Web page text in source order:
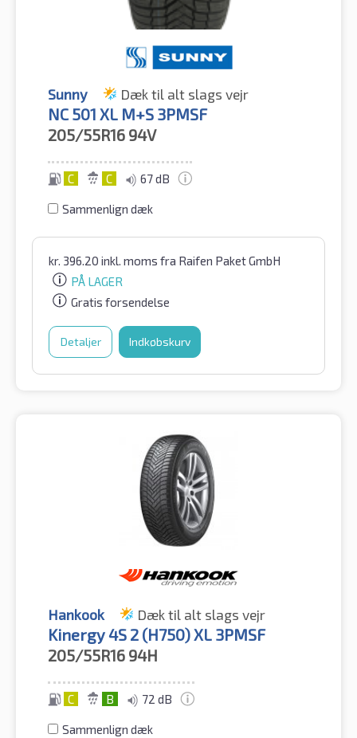
Sunny Dæk til alt slags vejr
NC 501 XL M+S 3PMSF
205/55R16 94V
C C 67 dB
Sammenlign dæk
kr. 396.20 inkl. moms fra Raifen Paket GmbH
PÅ LAGER
Gratis forsendelse
Detaljer Indkøbskurv
Hankook Dæk til alt slags vejr
Kinergy 4S 2 (H750) XL 3PMSF
205/55R16 94H
C B 72 dB
Sammenlign dæk